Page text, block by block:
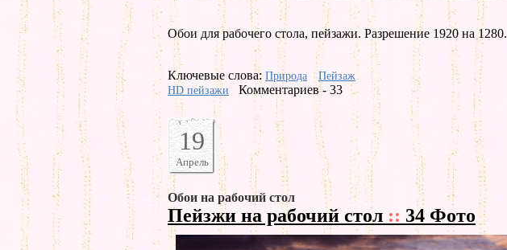
Обои для рабочего стола, пейзажи. Разрешение 1920 на 1280.
Ключевые слова: Природа
Пейзаж
HD пейзажи
Комментариев - 33
19
Апрель
Обои на рабочий стол
Пейзжи на рабочий стол :: 34 Фото